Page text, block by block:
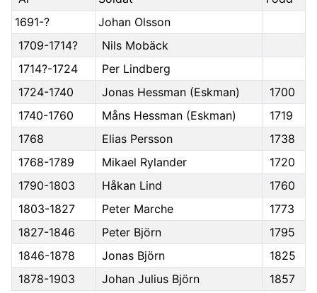
1691-?
Johan Olsson
1709-1714?
Nils Mobäck
1714?-1724
Per Lindberg
1724-1740
Jonas Hessman (Eskman)
1700
1740-1760
Måns Hessman (Eskman)
1719
1768
Elias Persson
1738
1768-1789
Mikael Rylander
1720
1790-1803
Håkan Lind
1760
1803-1827
Peter Marche
1773
1827-1846
Peter Björn
1795
1846-1878
Jonas Björn
1825
1878-1903
Johan Julius Björn 1857